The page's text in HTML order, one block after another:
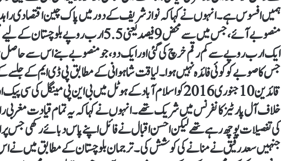
منصوبے آئے، جس میں سے محض 9 فیصد یعنی 5.5
ایک ارب روپے سے کم رقم خرچ کی گئی اور ایک دو، جو منصوبے بنے اس سے حاصل
قائدین 10 جنوری 2016 کو اسلام آباد کے ہوٹل میں بی این پی
خلاف آل پارٹیز کانفرنس میں شریک تھے۔ انہوں نے کہا کہ یہ تمام قیادت
کی تفصیلات پوچھ رہے تھے لیکن احسن اقبال نے فائل اپنے پاس دبائے رکھی جس
جنہیں سعد رفیق نے منانےکی کوشش کی۔ ترجمان بلوچستان کے مطابق میں نے